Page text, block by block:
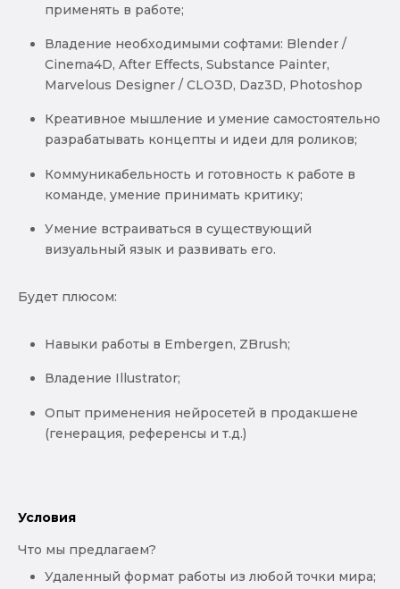
применять в работе;
Владение необходимыми софтами: Blender /
Cinema4D, After Effects, Substance Painter,
Marvelous Designer / CLO3D, Daz3D, Photoshop
Креативное мышление и умение самостоятельно
разрабатывать концепты и идеи для роликов;
Коммуникабельность и готовность к работе в
команде, умение принимать критику;
Умение встраиваться в существующий
визуальный язык и развивать его.
Будет плюсом:
Навыки работы в Embergen, ZBrush;
Владение Illustrator;
Опыт применения нейросетей в продакшене
(генерация, референсы и т.д.)
Условия
Что мы предлагаем?
Удаленный формат работы из любой точки мира;